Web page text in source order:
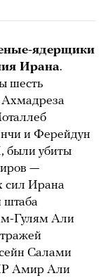
ядерщики
Ирана.
шесть
и Ферейдун
убиты
—
сил Ирана
Гулям Али
Салами
Амир Али